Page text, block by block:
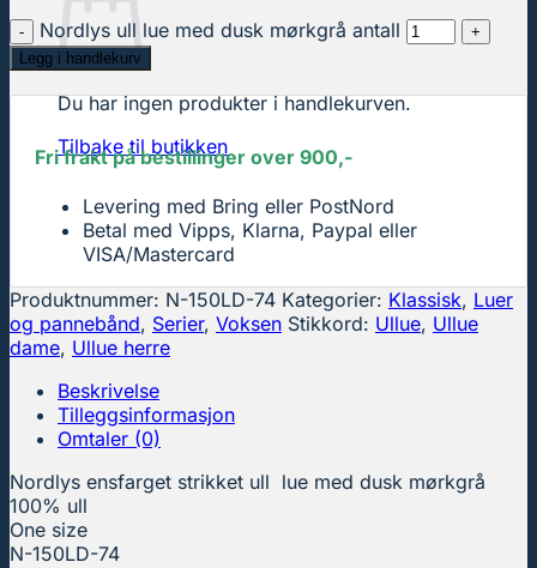
Du har ingen produkter i handlekurven.
Tilbake til butikken
Nordlys ull lue med dusk mørkgrå antall
Legg i handlekurv
Fri frakt på bestillinger over 900,-
Levering med Bring eller PostNord
Betal med Vipps, Klarna, Paypal eller
VISA/Mastercard
Produktnummer: N-150LD-74 Kategorier: Klassisk, Luer
og pannebånd, Serier, Voksen Stikkord: Ullue, Ullue
dame, Ullue herre
Beskrivelse
Tilleggsinformasjon
Omtaler (0)
Nordlys ensfarget strikket ull lue med dusk mørkgrå
100% ull
One size
N-150LD-74